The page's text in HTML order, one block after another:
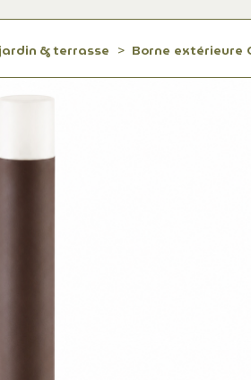
& terrasse Borne extérieure